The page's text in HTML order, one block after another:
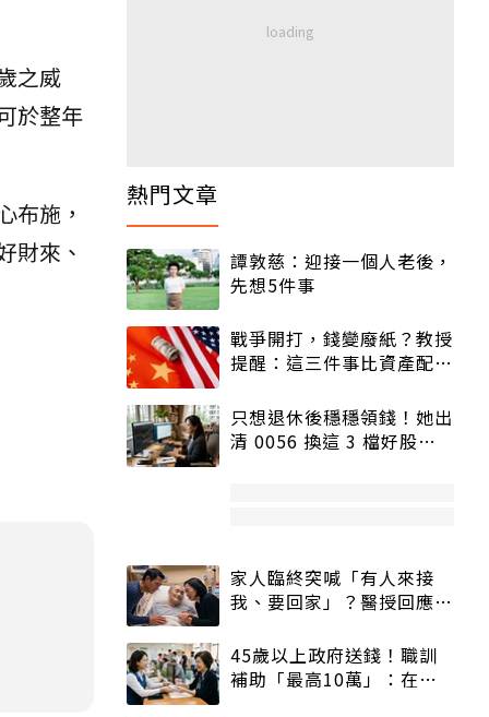
之威
於整年
布施，
財來、
熱門文章
譚敦慈：迎接一個人老後，
先想5件事
戰爭開打，錢變廢紙？教授
提醒：這三件事比資產配置
只想退休後穩穩領錢！她出
清 0056 換這 3 檔好股：
家人臨終突喊「有人來接
我、要回家」？醫授回應方
45歲以上政府送錢！職訓
補助「最高10萬」：在